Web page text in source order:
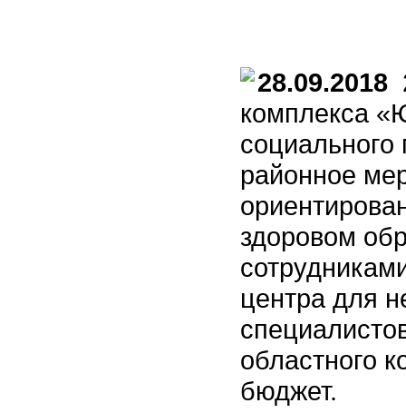
28.09.2018
комплекса
районное
здоровом
центра для
областного
бюджет.